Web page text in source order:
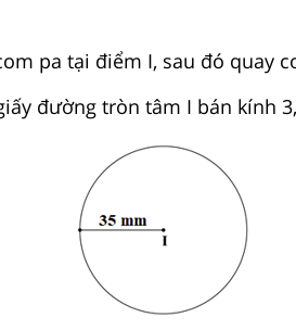
pa tại điểm I, sau đó quay
đường tròn tâm I bán kính